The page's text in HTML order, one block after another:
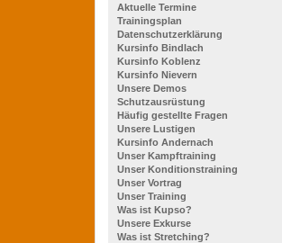
Aktuelle Termine
Trainingsplan
Datenschutzerklärung
Kursinfo Bindlach
Kursinfo Koblenz
Kursinfo Nievern
Unsere Demos
Schutzausrüstung
Häufig gestellte Fragen
Unsere Lustigen
Kursinfo Andernach
Unser Kampftraining
Unser Konditionstraining
Unser Vortrag
Unser Training
Was ist Kupso?
Unsere Exkurse
Was ist Stretching?